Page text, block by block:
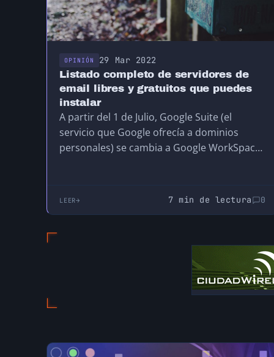
OPINIÓN 29 Mar 2022
Listado completo de servidores de
email libres y gratuitos que puedes
instalar
A partir del 1 de Julio, Google Suite (el
servicio que Google ofrecía a dominios
personales) se cambia a Google WorkSpace
(Al igual que Microsoft, una vez nos
Pero para los que tenemos varios dominios
para ciertos proyectos y dos o tres cuentas
en cada uno de ellos se traduce en… varios
infraestructura propia, toca buscar
LEER 7 min de lectura 0